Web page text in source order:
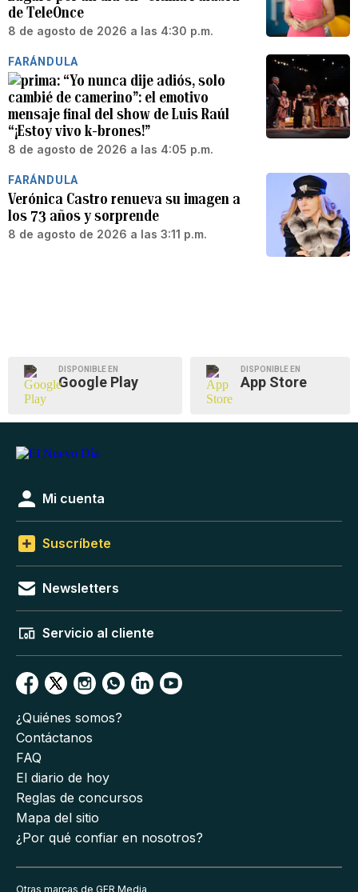
de TeleOnce
8 de agosto de 2026 a las 4:30 p.m.
FARÁNDULA
“Yo nunca dije adiós, solo
cambié de camerino”: el emotivo
mensaje final del show de Luis Raúl
“¡Estoy vivo k-brones!”
8 de agosto de 2026 a las 4:05 p.m.
FARÁNDULA
Verónica Castro renueva su imagen a
los 73 años y sorprende
8 de agosto de 2026 a las 3:11 p.m.
DISPONIBLE EN
Google Play
DISPONIBLE EN
App Store
Mi cuenta
Suscríbete
Newsletters
Servicio al cliente
¿Quiénes somos?
Contáctanos
FAQ
El diario de hoy
Reglas de concursos
Mapa del sitio
¿Por qué confiar en nosotros?
Otras marcas de GFR Media